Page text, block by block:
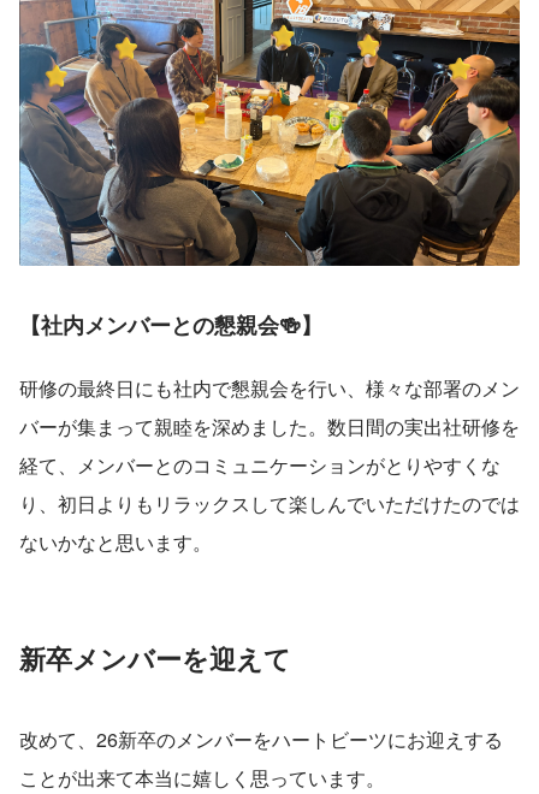
【社内メンバーとの懇親会🍻】
研修の最終日にも社内で懇親会を行い、様々な部署のメン
バーが集まって親睦を深めました。数日間の実出社研修を
経て、メンバーとのコミュニケーションがとりやすくな
り、初日よりもリラックスして楽しんでいただけたのでは
ないかなと思います。
新卒メンバーを迎えて
改めて、26新卒のメンバーをハートビーツにお迎えする
ことが出来て本当に嬉しく思っています。